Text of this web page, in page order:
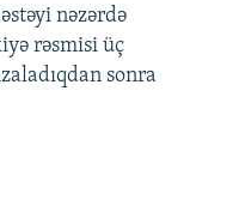
nəzərdə
rəsmisi üç
sonra